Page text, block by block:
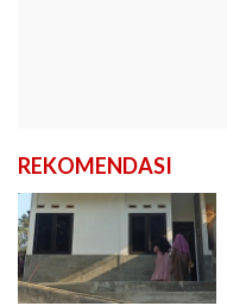
REKOMENDASI